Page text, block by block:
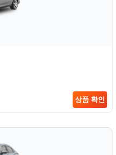
상품 확인